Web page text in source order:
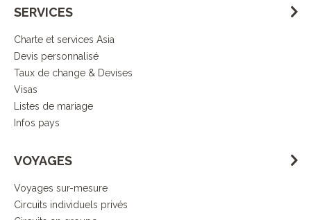
SERVICES
Charte et services Asia
Devis personnalisé
Taux de change & Devises
Visas
Listes de mariage
Infos pays
VOYAGES
Voyages sur-mesure
Circuits individuels privés